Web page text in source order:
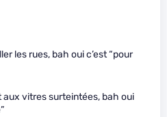
les rues, bah oui c’est “pour
aux vitres surteintées, bah oui